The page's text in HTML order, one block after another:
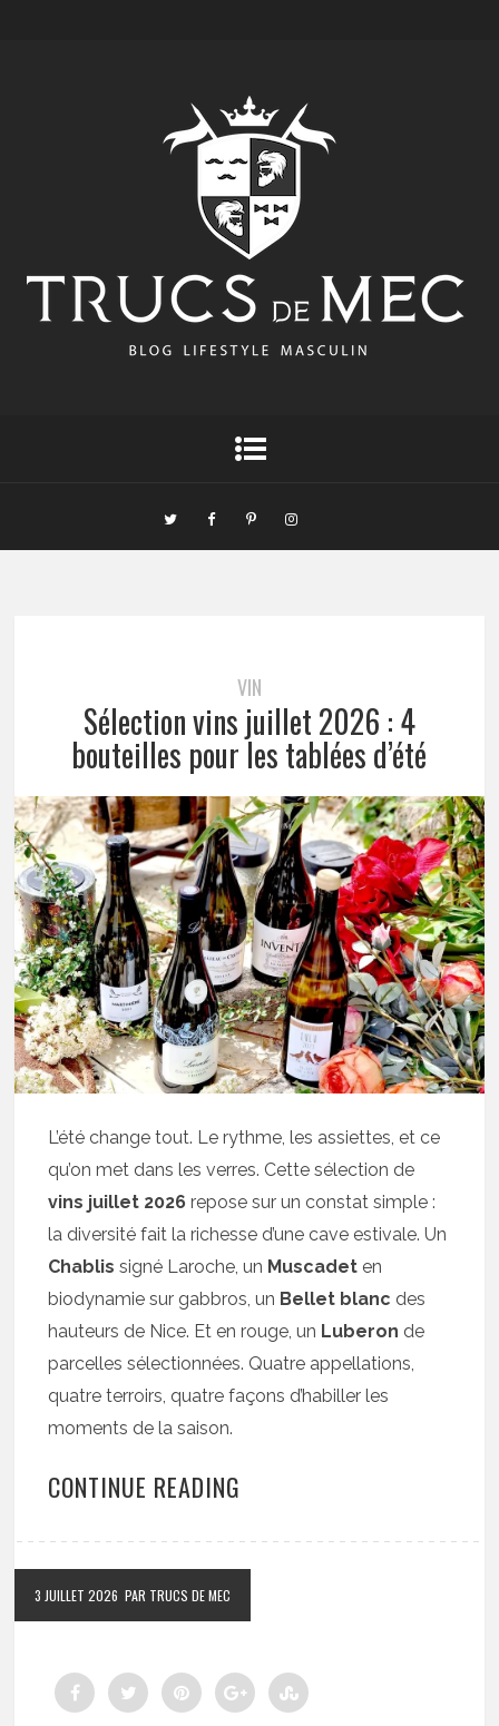
VIN
Sélection vins juillet 2026 : 4
bouteilles pour les tablées d’été
L’été change tout. Le rythme, les assiettes, et ce
qu’on met dans les verres. Cette sélection de
vins juillet 2026 repose sur un constat simple :
la diversité fait la richesse d’une cave estivale. Un
Chablis signé Laroche, un Muscadet en
biodynamie sur gabbros, un Bellet blanc des
hauteurs de Nice. Et en rouge, un Luberon de
parcelles sélectionnées. Quatre appellations,
quatre terroirs, quatre façons d’habiller les
moments de la saison.
CONTINUE READING
3 JUILLET 2026 PAR TRUCS DE MEC